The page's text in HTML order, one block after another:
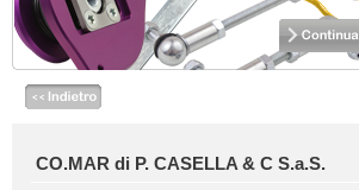
CO.MAR di P. CASELLA & C S.a.S.